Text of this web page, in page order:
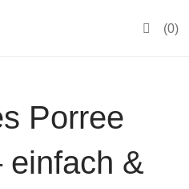
0
Porree
einfach &